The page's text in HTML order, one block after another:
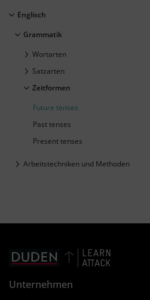
Englisch
Grammatik
Wortarten
Satzarten
Zeitformen
Future tenses
Past tenses
Present tenses
Arbeitstechniken und Methoden
Unternehmen